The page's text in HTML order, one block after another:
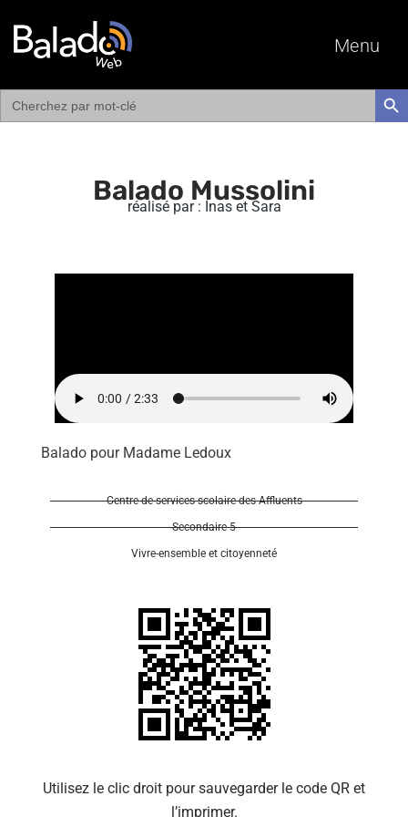
Menu
Search
for:
Balado Mussolini
réalisé par : Inas et Sara
Balado pour Madame Ledoux
Centre de services scolaire des Affluents
Secondaire 5
Vivre-ensemble et citoyenneté
Utilisez le clic droit pour sauvegarder le code QR et
l’imprimer.